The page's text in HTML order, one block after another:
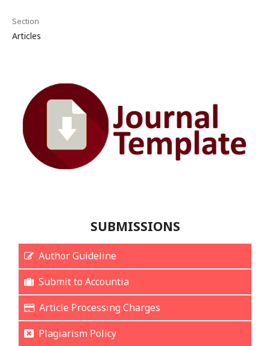
Section
Articles
SUBMISSIONS
Author Guideline
Submit to Accountia
Article Processing Charges
Plagiarism Policy